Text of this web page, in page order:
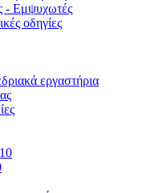
- Εμψυχωτές
οδηγίες
εργαστήρια